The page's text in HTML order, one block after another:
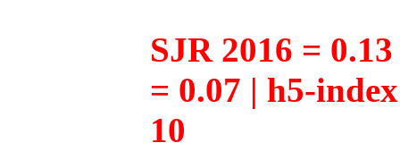
SJR 2016 =
= 0.07 | h5-
10